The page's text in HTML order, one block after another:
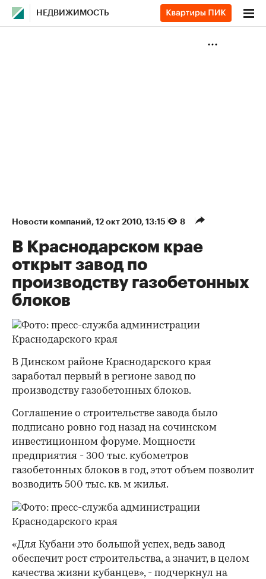
НЕДВИЖИМОСТЬ
Новости компаний⁠, 12 окт 2010, 13:15 8
В Краснодарском крае
открыт завод по
производству газобетонных
блоков
В Динском районе Краснодарского края
заработал первый в регионе завод по
производству газобетонных блоков.
Соглашение о строительстве завода было
подписано ровно год назад на сочинском
инвестиционном форуме. Мощности
предприятия - 300 тыс. кубометров
газобетонных блоков в год, этот объем позволит
возводить 500 тыс. кв. м жилья.
«Для Кубани это большой успех, ведь завод
обеспечит рост строительства, а значит, в целом
качества жизни кубанцев», - подчеркнул на